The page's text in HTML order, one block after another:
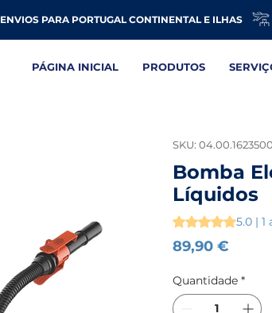
ENVIOS PARA PORTUGAL CONTINENTAL E ILHAS
PÁGINA INICIAL PRODUTOS
SKU: 04.00.1623500
Bomba
Líquidos
A classificação é
5.0 | 1
89,90 €
Quantidade *